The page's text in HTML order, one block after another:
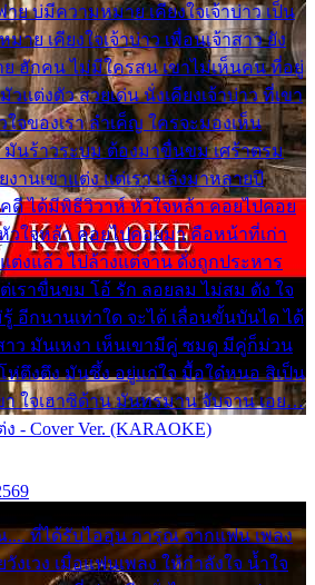
าย บ่มีความหมาย เคียงใจเจ้าบ่าว เป็น
าย เคียงใจเจ้าบ่าว เพื่อนเจ้าสาว ยัง
ฮักคน ไม่มีใครสน เขาไม่เห็นคน ที่อยู่
วแต่งตัว สวยเด่น นั่งเคียงเจ้าบ่าว ที่เขา
ใจของเรา ลำเค็ญ ใครจะมองเห็น
มันร้าวระบม ต้องมาขื่นขม เศร้าตรม
านเขาแต่ง แต่เรา แล้งมาหลายปี
ดี ได้มีพิธีวิวาห์ หัวใจหล้า คอยไปคอย
วใจหล้า คอยไปคอยมา คือหน้าที่เก่า
ต่งแล้ว ไปล้างแต่จาน ดั่งถูกประหาร
เราขื่นขม โอ้ รัก ลอยลม ไม่สม ดัง ใจ
อีกนานเท่าใด จะได้ เลื่อนขั้นบันได ได้
าว มันเหงา เห็นเขามีคู่ ซมดู มีคู่ก็ม่วน
ห่ตึงตึง มันซึ้ง อยู่แก่ใจ มื้อใด๋หนอ สิเป็น
า ใจเฮาซิด้าน มันทรมาน จับจาน เอย…
- Cover Ver. (KARAOKE)
ที่ได้รับไออุ่น การุณ จากแฟน เพลง
งเวง เมื่อแฟนเพลง ให้กำลังใจ น้ำใจ